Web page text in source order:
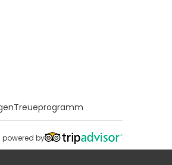
Treueprogramm
powered by